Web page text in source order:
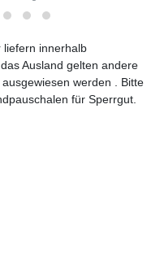
liefern innerhalb
Ausland gelten andere
werden . Bitte
für Sperrgut.